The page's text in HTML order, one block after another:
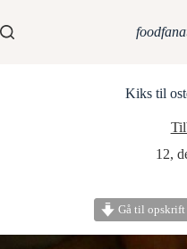
Kiks til
12,
Gå til opskrift